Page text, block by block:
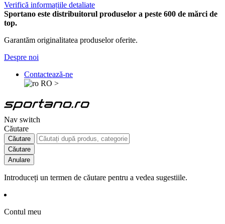
Verifică informațiile detaliate
Sportano este distribuitorul produselor a peste 600 de mărci de
top.
Garantăm originalitatea produselor oferite.
Despre noi
Contactează-ne
RO >
Nav switch
Căutare
Căutare
Căutare
Anulare
Introduceți un termen de căutare pentru a vedea sugestiile.
Contul meu